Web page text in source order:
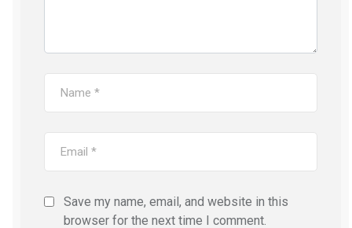
Save my name, email, and website in this
browser for the next time I comment.